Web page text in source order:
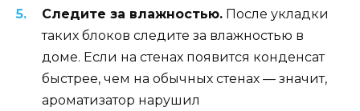
Следите за влажностью. После укладки
таких блоков следите за влажностью в
доме. Если на стенах появится конденсат
быстрее, чем на обычных стенах — значит,
ароматизатор нарушил